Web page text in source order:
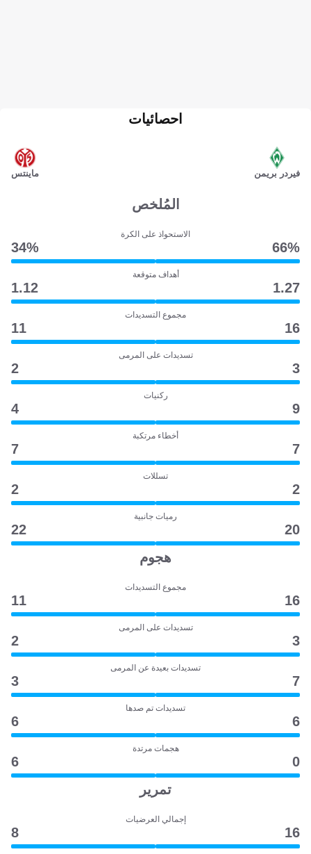
فيردر بريمن
احصائيات
ماينتس
المُلخص
الاستحواذ على الكرة
66‎%‎
34‎%‎
أهداف متوقعة
1.27
1.12
مجموع التسديدات
16
11
تسديدات على المرمى
3
2
ركنيات
9
4
أخطاء مرتكبة
7
7
تسللات
2
2
رميات جانبية
20
22
هجوم
مجموع التسديدات
16
11
تسديدات على المرمى
3
2
تسديدات بعيدة عن المرمى
7
3
تسديدات تم صدها
6
6
هجمات مرتدة
0
6
تمرير
إجمالي العرضيات
16
8